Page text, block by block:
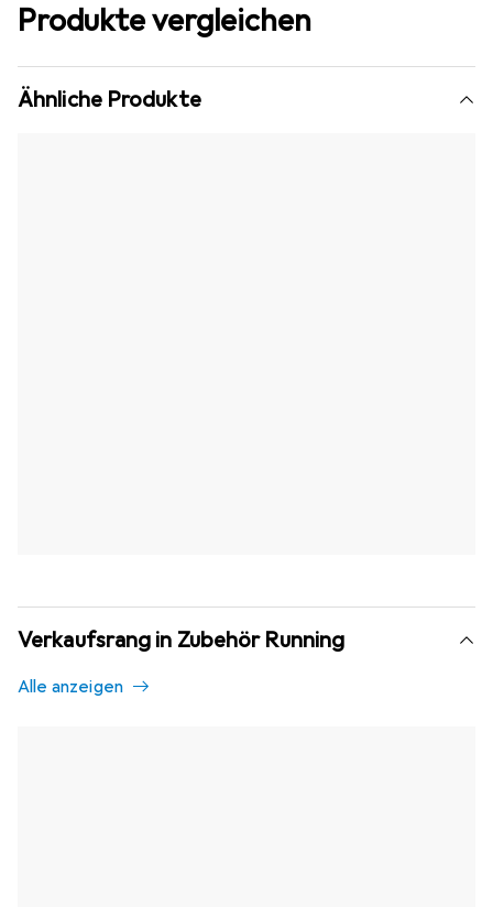
Produkte vergleichen
Ähnliche Produkte
Verkaufsrang in Zubehör Running
Alle anzeigen